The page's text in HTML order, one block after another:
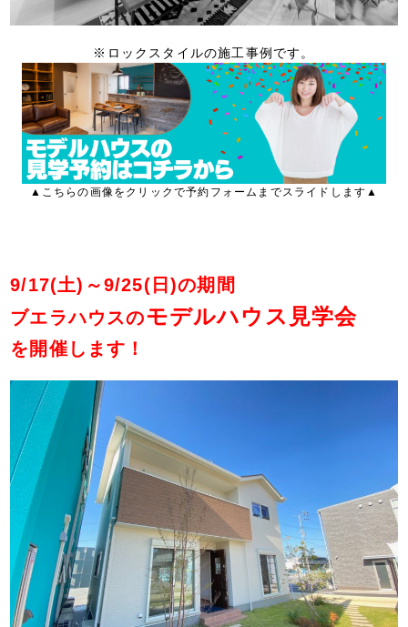
※ロックスタイルの施工事例です。
▲こちらの画像をクリックで予約フォームまでスライドします▲
9/17(土)～9/25(日)の期間
ブエラハウスのモデルハウス見学会
を開催します！